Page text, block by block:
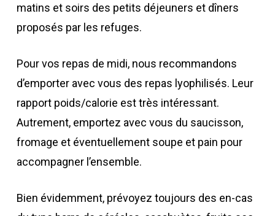
matins et soirs des petits déjeuners et dîners
proposés par les refuges.
Pour vos repas de midi, nous recommandons
d’emporter avec vous des repas lyophilisés. Leur
rapport poids/calorie est très intéressant.
Autrement, emportez avec vous du saucisson,
fromage et éventuellement soupe et pain pour
accompagner l’ensemble.
Bien évidemment, prévoyez toujours des en-cas